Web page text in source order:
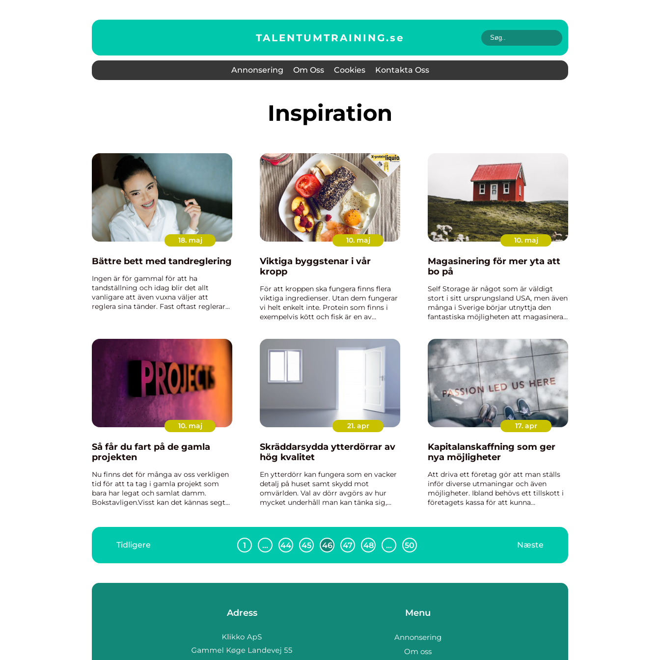
TALENTUMTRAINING.se
Annonsering Om Oss Cookies Kontakta Oss
inspiration
18. maj
Bättre bett med tandreglering
Ingen är för gammal för att ha
tandställning och idag blir det allt
vanligare att även vuxna väljer att
reglera sina tänder. Fast oftast reglerar
10. maj
Viktiga byggstenar i vår
kropp
För att kroppen ska fungera finns flera
viktiga ingredienser. Utan dem fungerar
vi helt enkelt inte. Protein som finns i
exempelvis kött och fisk är en av
10. maj
Magasinering för mer yta att
bo på
Self Storage är något som är väldigt
stort i sitt ursprungsland USA, men även
många i Sverige börjar utnyttja den
fantastiska möjligheten att magasinera
10. maj
Så får du fart på de gamla
projekten
Nu finns det för många av oss verkligen
tid för att ta tag i gamla projekt som
bara har legat och samlat damm.
Bokstavligen.Visst kan det kännas segt
det ett tag bara att ...
21. apr
Skräddarsydda ytterdörrar av
hög kvalitet
En ytterdörr kan fungera som en vacker
detalj på huset samt skydd mot
omvärlden. Val av dörr avgörs av hur
mycket underhåll man kan tänka sig,
17. apr
Kapitalanskaffning som ger
nya möjligheter
Att driva ett företag gör att man ställs
inför diverse utmaningar och även
möjligheter. Ibland behövs ett tillskott i
företagets kassa för att kunna
Tidligere 1 … 44 45 46 47 48 … 50 Næste
Adress Menu
Annonsering
Om oss